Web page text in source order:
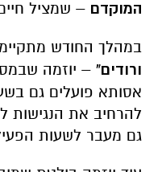
אסותא פועלים גם
גם מעבר לשעות
עוד יוזמה בולטת
הדיגיטלי "Pink Check"
הזמין בארבע שפות,